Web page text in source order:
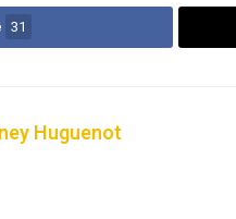
31
Huguenot